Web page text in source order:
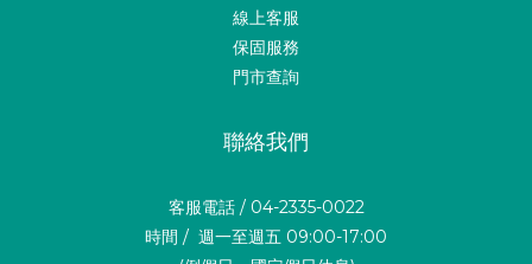
線上客服
保固服務
門市查詢
聯絡我們
客服電話 / 04-2335-0022
時間 / 週一至週五 09:00-17:00